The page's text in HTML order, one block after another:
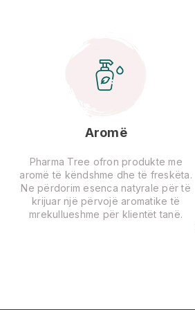
Aromë
Pharma Tree ofron produkte me
aromë të këndshme dhe të freskëta.
Ne përdorim esenca natyrale për të
krijuar një përvojë aromatike të
mrekullueshme për klientët tanë.